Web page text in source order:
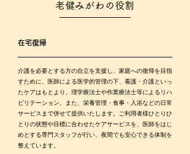
老健みがわの役割
在宅復帰
介護を必要とする方の自立を支援し、家庭への復帰を目指
すために、医師による医学的管理の下、看護・介護といっ
たケアはもとより、理学療法士や作業療法士等によるリハ
ビリテーション、また、栄養管理・食事・入浴などの日常
サービスまで併せて提供いたします。ご利用者様ひとりひ
とりの状態や目標に合わせたケアサービスを、医師をはじ
めとする専門スタッフが行い、夜間でも安心できる体制を
整えています。